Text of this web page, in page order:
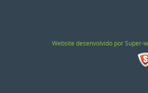
Website desenvolvido por Super-